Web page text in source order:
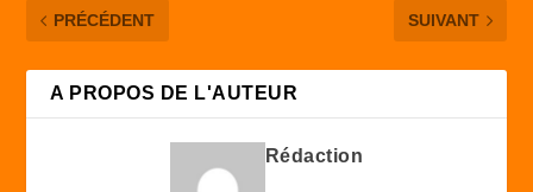
PRÉCÉDENT
SUIVANT
A PROPOS DE L'AUTEUR
Rédaction